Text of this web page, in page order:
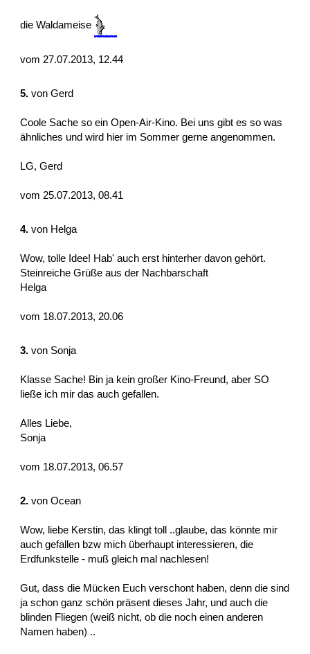
die Waldameise
vom 27.07.2013, 12.44
5. von Gerd
Coole Sache so ein Open-Air-Kino. Bei uns gibt es so was
ähnliches und wird hier im Sommer gerne angenommen.
LG, Gerd
vom 25.07.2013, 08.41
4. von Helga
Wow, tolle Idee! Hab' auch erst hinterher davon gehört.
Steinreiche Grüße aus der Nachbarschaft
Helga
vom 18.07.2013, 20.06
3. von Sonja
Klasse Sache! Bin ja kein großer Kino-Freund, aber SO
ließe ich mir das auch gefallen.
Alles Liebe,
Sonja
vom 18.07.2013, 06.57
2. von Ocean
Wow, liebe Kerstin, das klingt toll ..glaube, das könnte mir
auch gefallen bzw mich überhaupt interessieren, die
Erdfunkstelle - muß gleich mal nachlesen!
Gut, dass die Mücken Euch verschont haben, denn die sind
ja schon ganz schön präsent dieses Jahr, und auch die
blinden Fliegen (weiß nicht, ob die noch einen anderen
Namen haben) ..